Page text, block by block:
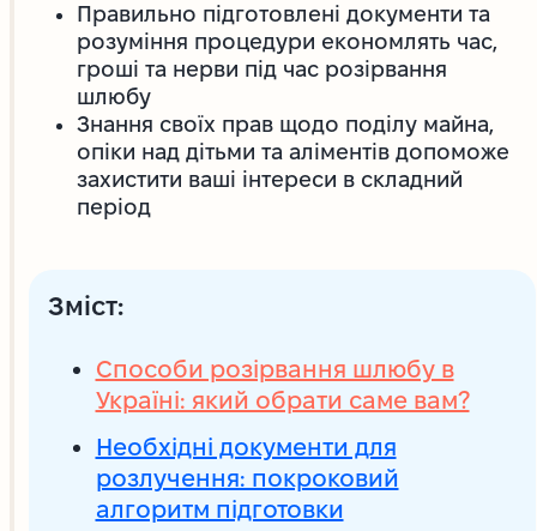
Правильно підготовлені документи та
розуміння процедури економлять час,
гроші та нерви під час розірвання
шлюбу
Знання своїх прав щодо поділу майна,
опіки над дітьми та аліментів допоможе
захистити ваші інтереси в складний
період
Зміст:
Способи розірвання шлюбу в
Україні: який обрати саме вам?
Необхідні документи для
розлучення: покроковий
алгоритм підготовки